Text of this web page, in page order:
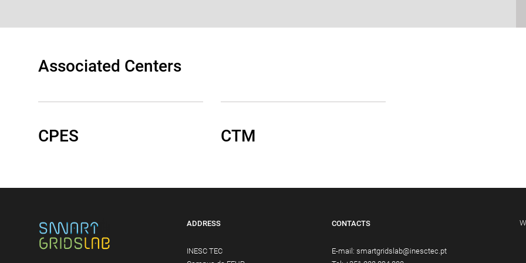
Associated Centers
CPES CTM
ADDRESS
INESC TEC
CONTACTS
E-mail: smartgridslab@inesctec.pt